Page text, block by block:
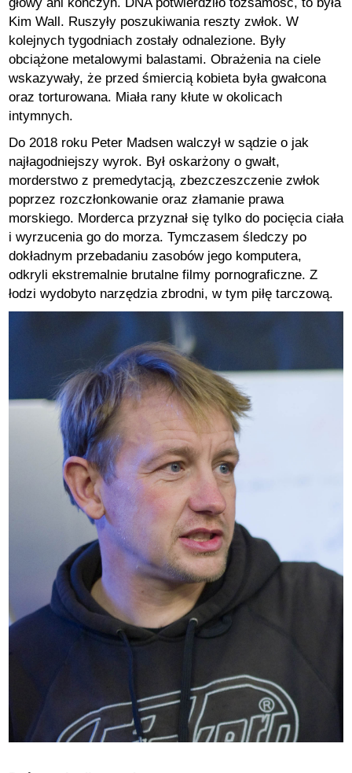
Kim Wall. Ruszyły poszukiwania reszty zwłok. W
kolejnych tygodniach zostały odnalezione. Były
obciążone metalowymi balastami. Obrażenia na ciele
wskazywały, że przed śmiercią kobieta była gwałcona
oraz torturowana. Miała rany kłute w okolicach
intymnych.
Do 2018 roku Peter Madsen walczył w sądzie o jak
najłagodniejszy wyrok. Był oskarżony o gwałt,
morderstwo z premedytacją, zbezczeszczenie zwłok
poprzez rozczłonkowanie oraz złamanie prawa
morskiego. Morderca przyznał się tylko do pocięcia ciała
i wyrzucenia go do morza. Tymczasem śledczy po
dokładnym przebadaniu zasobów jego komputera,
odkryli ekstremalnie brutalne filmy pornograficzne. Z
łodzi wydobyto narzędzia zbrodni, w tym piłę tarczową.